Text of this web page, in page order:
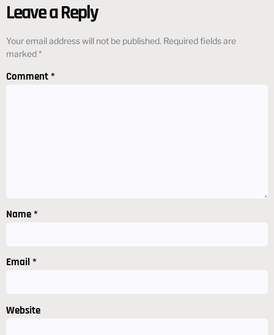
Leave a Reply
Your email address will not be published. Required fields are
marked*
Comment*
Name*
Email*
Website